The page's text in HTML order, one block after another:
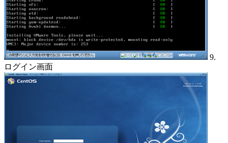
9.
ログイン画面